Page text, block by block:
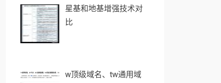
星基和地基增强技术对
比
w顶级域名、tw通用域